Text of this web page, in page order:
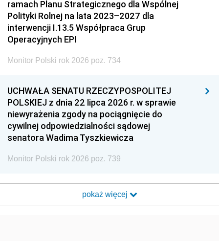
ramach Planu Strategicznego dla Wspólnej
Polityki Rolnej na lata 2023–2027 dla
interwencji I.13.5 Współpraca Grup
Operacyjnych EPI
Monitor Polski rok 2026 poz. 734
UCHWAŁA SENATU RZECZYPOSPOLITEJ
POLSKIEJ z dnia 22 lipca 2026 r. w sprawie
niewyrażenia zgody na pociągnięcie do
cywilnej odpowiedzialności sądowej
senatora Wadima Tyszkiewicza
Monitor Polski rok 2026 poz. 739
pokaż więcej